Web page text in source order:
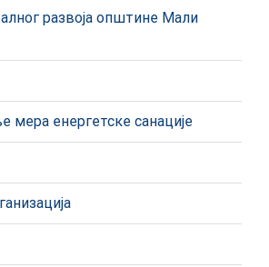
развоја општине Мали
мера енергетске санације